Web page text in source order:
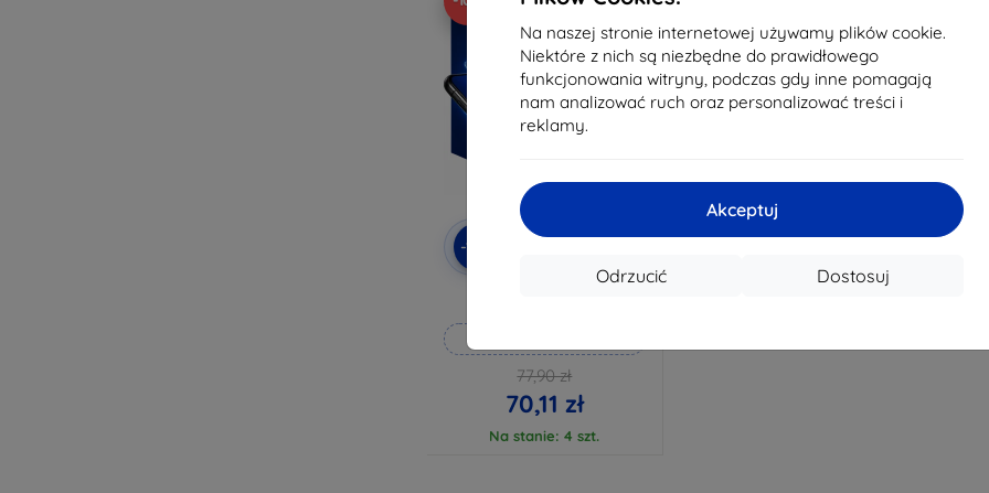
Na naszej stronie internetowej używamy plików cookie.
Niektóre z nich są niezbędne do prawidłowego
funkcjonowania witryny, podczas gdy inne pomagają
nam analizować ruch oraz personalizować treści i
reklamy.
Akceptuj
Dostosuj
Odrzucić
-10%
Zniżka z
77,90 zł
70,11 zł
Na stanie: 4 szt.